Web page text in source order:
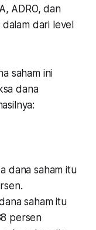
ADRO, dan
dari level
saham ini
dana
dana saham itu
saham itu
persen